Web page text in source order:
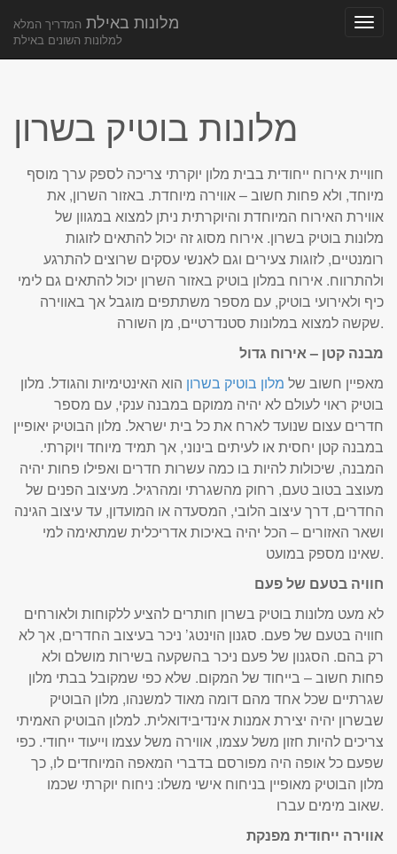
מלונות באילת המדריך המלא
למלונות השונים באילת
מלונות בוטיק בשרון
חוויית אירוח ייחודית בבית מלון יוקרתי צריכה לספק ערך מוסף
מיוחד, ולא פחות חשוב – אווירה מיוחדת. באזור השרון, את
אווירת האירוח המיוחדת והיוקרתית ניתן למצוא במגוון של
מלונות בוטיק בשרון. אירוח מסוג זה יכול להתאים לזוגות
רומנטיים, לזוגות צעירים וגם לאנשי עסקים שרוצים להתרגע
ולהתרווח. אירוח במלון בוטיק באזור השרון יכול להתאים גם לימי
כיף ולאירועי בוטיק, עם מספר משתתפים מוגבל אך באווירה
שקשה למצוא במלונות סטנדרטיים, מן השורה.
מבנה קטן – אירוח גדול
מאפיין חשוב של מלון בוטיק בשרון הוא האינטימיות והגודל. מלון
בוטיק ראוי לעולם לא יהיה ממוקם במבנה ענקי, עם מספר
חדרים עצום שנועד לארח את כל בית ישראל. מלון הבוטיק יאופיין
במבנה קטן יחסית או לעיתים בינוני, אך תמיד מיוחד ויוקרתי.
המבנה, שיכולות להיות בו כמה עשרות חדרים ואפילו פחות יהיה
מעוצב בטוב טעם, רחוק מהשגרתי ומהרגיל. מעיצוב הפנים של
החדרים, דרך עיצוב הלובי, המסעדה או המועדון, עד עיצוב הגינה
ושאר האזורים – הכל יהיה באיכות אדריכלית שמתאימה למי
שאינו מספק במועט.
חוויה בטעם של פעם
לא מעט מלונות בוטיק בשרון חותרים להציע ללקוחות ולאורחים
חוויה בטעם של פעם. סגנון הוינטג’ ניכר בעיצוב החדרים, אך לא
רק בהם. הסגנון של פעם ניכר בהשקעה בשירות מושלם ולא
פחות חשוב – בייחוד של המקום. שלא כפי שמקובל בבתי מלון
שגרתיים שכל אחד מהם דומה מאוד למשנהו, מלון הבוטיק
שבשרון יהיה יצירת אמנות אינדיבידואלית. למלון הבוטיק האמיתי
צריכים להיות חזון משל עצמו, אווירה משל עצמו וייעוד ייחודי. כפי
שפעם כל אופה היה מפורסם בדברי המאפה המיוחדים לו, כך
מלון הבוטיק מאופיין בניחוח אישי משלו: ניחוח יוקרתי שכמו
שאוב מימים עברו.
אווירה ייחודית מפנקת